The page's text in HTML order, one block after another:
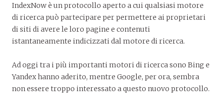
IndexNow è un protocollo aperto a cui qualsiasi motore
di ricerca può partecipare per permettere ai proprietari
di siti di avere le loro pagine e contenuti
istantaneamente indicizzati dal motore di ricerca.
Ad oggi tra i più importanti motori di ricerca sono Bing e
Yandex hanno aderito, mentre Google, per ora, sembra
non essere troppo interessato a questo nuovo protocollo.